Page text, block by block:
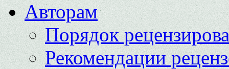
Авторам
Порядок
Рекомендации